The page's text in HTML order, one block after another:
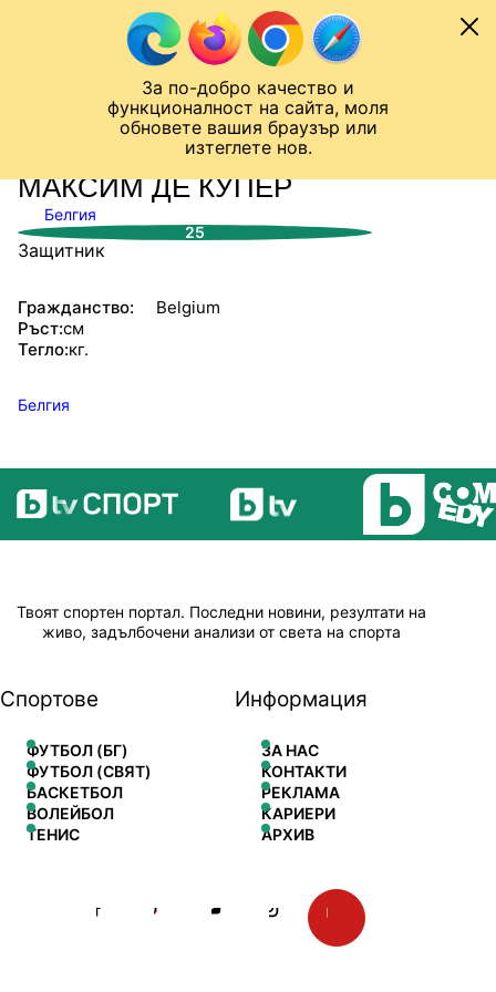
За по-добро качество и
функционалност на сайта, моля
обновете вашия браузър или
изтеглете нов.
Към съдържанието
Лига на Конференциите
СТАТИСТИКИ
МАКСИМ ДЕ КУПЕР
Белгия
25
Защитник
Гражданство:
Belgium
Ръст:см
Тегло:кг.
Белгия
Твоят спортен портал. Последни новини, резултати на
живо, задълбочени анализи от света на спорта
Спортове
ФУТБОЛ (БГ)
ФУТБОЛ (СВЯТ)
БАСКЕТБОЛ
ВОЛЕЙБОЛ
ТЕНИС
Информация
ЗА НАС
КОНТАКТИ
РЕКЛАМА
КАРИЕРИ
АРХИВ